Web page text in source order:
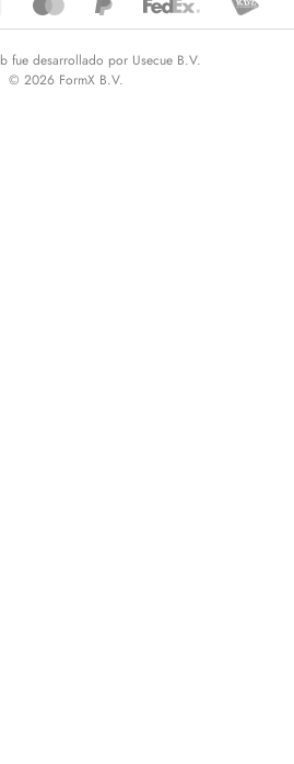
fue desarrollado por Usecue B.V.
© 2026 FormX B.V.